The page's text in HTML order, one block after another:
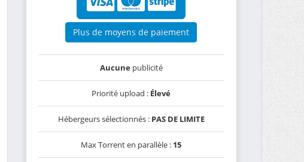
Plus de moyens de paiement
Aucunepublicité
Priorité upload : Élevé
Hébergeurs sélectionnés : PAS DE LIMITE
Max Torrent en parallèle : 15